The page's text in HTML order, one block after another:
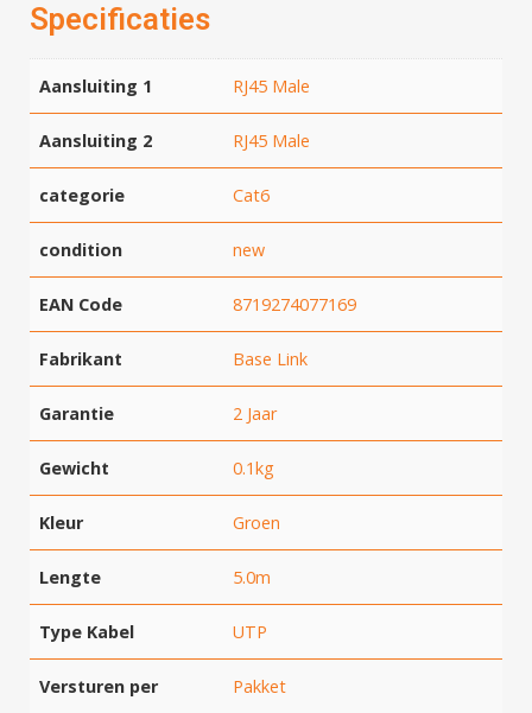
Specificaties
Aansluiting 1 RJ45 Male
Aansluiting 2 RJ45 Male
categorie Cat6
condition new
EAN Code 8719274077169
Fabrikant Base Link
Garantie 2 Jaar
Gewicht 0.1kg
Kleur Groen
Lengte 5.0m
Type Kabel UTP
Versturen per Pakket